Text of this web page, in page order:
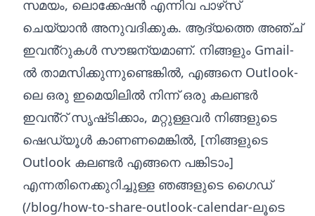
സമയം, ലൊക്കേഷൻ എന്നിവ പാഴ്‌സ്
ചെയ്യാൻ അനുവദിക്കുക. ആദ്യത്തെ അഞ്ച്
ഇവൻ്റുകൾ സൗജന്യമാണ്. നിങ്ങളും Gmail-
ൽ താമസിക്കുന്നുണ്ടെങ്കിൽ, എങ്ങനെ Outlook-
ലെ ഒരു ഇമെയിലിൽ നിന്ന് ഒരു കലണ്ടർ
ഇവൻ്റ് സൃഷ്‌ടിക്കാം, മറ്റുള്ളവർ നിങ്ങളുടെ
ഷെഡ്യൂൾ കാണണമെങ്കിൽ, [നിങ്ങളുടെ
Outlook കലണ്ടർ എങ്ങനെ പങ്കിടാം]
എന്നതിനെക്കുറിച്ചുള്ള ഞങ്ങളുടെ ഗൈഡ്
(/blog/how-to-share-outlook-calendar-ലൂടെ